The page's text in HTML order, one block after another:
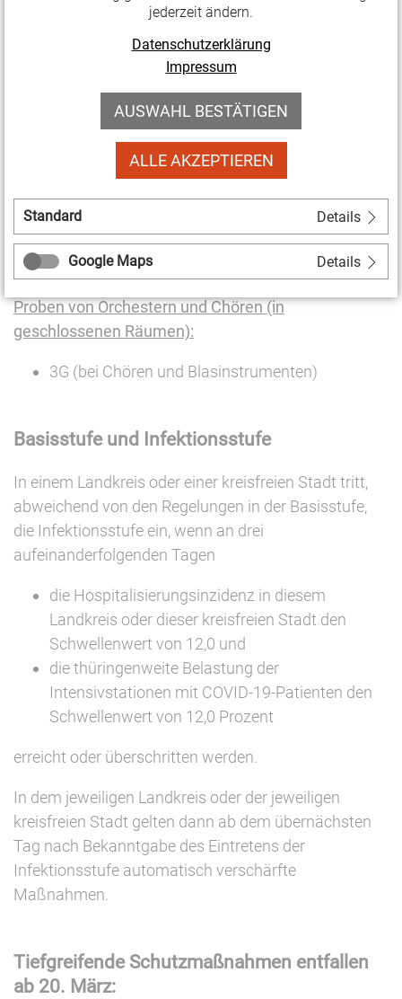
Maskenpflicht (OP-Maske oder FFP-Maske);
Ausnahme: am festen Sitzplatz
Einrichtungen/Angeboten der Freizeitgestaltung in
geschlossenen Räumen (z. B. Museen, Bibliotheken,
Sehenswürdigkeiten, Zoos, Freizeitparks,
Themenparks, Spielplätze):
3G
Maskenpflicht (OP-Maske oder FFP-Maske)
Proben von Orchestern und Chören (in
geschlossenen Räumen):
3G (bei Chören und Blasinstrumenten)
Basisstufe und Infektionsstufe
In einem Landkreis oder einer kreisfreien Stadt tritt,
abweichend von den Regelungen in der Basisstufe,
die Infektionsstufe ein, wenn an drei
aufeinanderfolgenden Tagen
die Hospitalisierungsinzidenz in diesem
Landkreis oder dieser kreisfreien Stadt den
Schwellenwert von 12,0 und
die thüringenweite Belastung der
Intensivstationen mit COVID-19-Patienten den
Schwellenwert von 12,0 Prozent
erreicht oder überschritten werden.
In dem jeweiligen Landkreis oder der jeweiligen
kreisfreien Stadt gelten dann ab dem übernächsten
Tag nach Bekanntgabe des Eintretens der
Infektionsstufe automatisch verschärfte
Maßnahmen.
Tiefgreifende Schutzmaßnahmen entfallen
ab 20. März:
jederzeit ändern.
Datenschutzerklärung
Impressum
AUSWAHL BESTÄTIGEN
ALLE AKZEPTIEREN
Standard Details
Google Maps Details